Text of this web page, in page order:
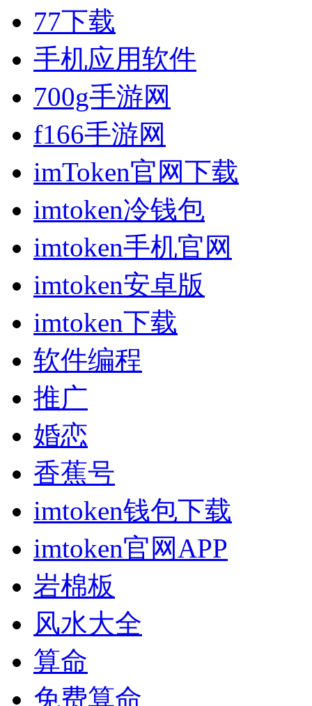
77下载
手机应用软件
700g手游网
f166手游网
imToken官网下载
imtoken冷钱包
imtoken手机官网
imtoken安卓版
imtoken下载
软件编程
推广
婚恋
香蕉号
imtoken钱包下载
imtoken官网APP
岩棉板
风水大全
算命
免费算命